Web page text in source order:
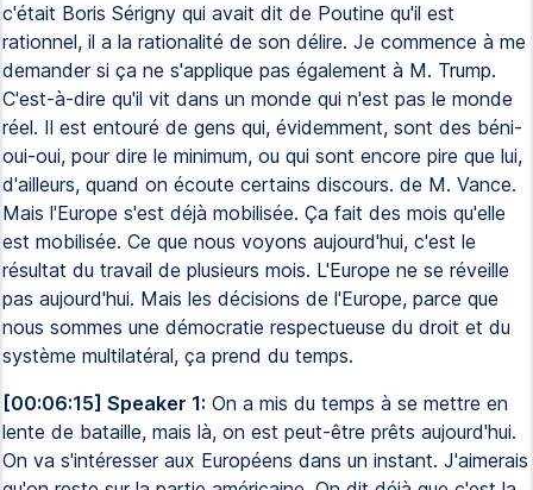
c'était Boris Sérigny qui avait dit de Poutine qu'il est
rationnel, il a la rationalité de son délire. Je commence à me
demander si ça ne s'applique pas également à M. Trump.
C'est-à-dire qu'il vit dans un monde qui n'est pas le monde
réel. Il est entouré de gens qui, évidemment, sont des béni-
oui-oui, pour dire le minimum, ou qui sont encore pire que lui,
d'ailleurs, quand on écoute certains discours. de M. Vance.
Mais l'Europe s'est déjà mobilisée. Ça fait des mois qu'elle
est mobilisée. Ce que nous voyons aujourd'hui, c'est le
résultat du travail de plusieurs mois. L'Europe ne se réveille
pas aujourd'hui. Mais les décisions de l'Europe, parce que
nous sommes une démocratie respectueuse du droit et du
système multilatéral, ça prend du temps.
[00:06:15] Speaker 1: On a mis du temps à se mettre en
lente de bataille, mais là, on est peut-être prêts aujourd'hui.
On va s'intéresser aux Européens dans un instant. J'aimerais